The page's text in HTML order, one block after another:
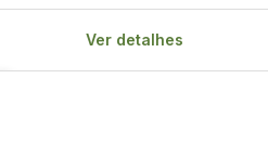
Ver detalhes